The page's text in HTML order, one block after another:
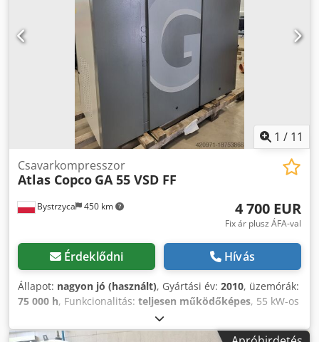
1 / 11
Bystrzyca 450 km
Csavarkompresszor
Atlas Copco GA 55 VSD FF
4 700 EUR
Fix ár plusz ÁFA-val
Érdeklődni Hívás
Állapot: nagyon jó (használt), Gyártási év: 2010, üzemórák:
75 000 h, Funkcionalitás: teljesen működőképes, 55 kW-os
kompresszor beépített szárítóval és frekvenciaváltóval.
Nagyon jó állapotban. Szerviz után. 3 hónap garancia.